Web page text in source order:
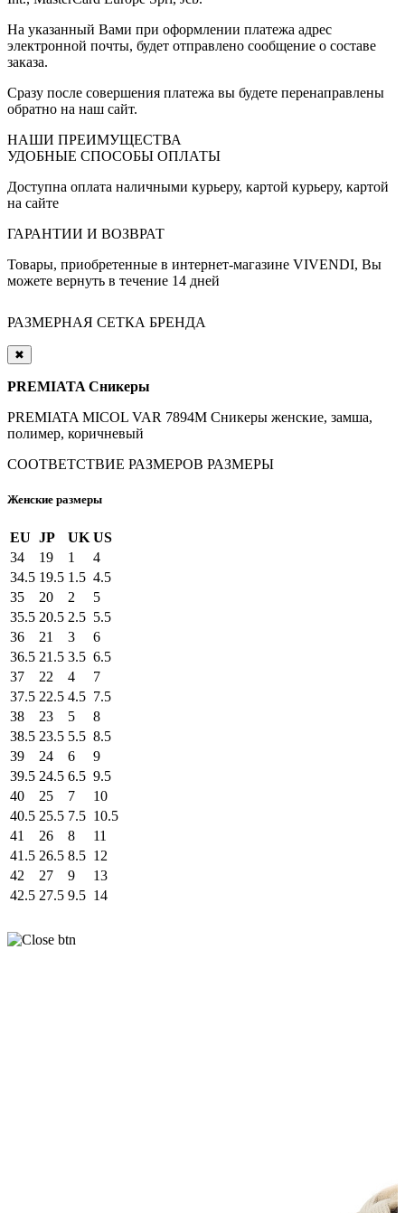
На указанный Вами при оформлении платежа адрес
электронной почты, будет отправлено сообщение о составе
заказа.
Сразу после совершения платежа вы будете перенаправлены
обратно на наш сайт.
НАШИ ПРЕИМУЩЕСТВА
УДОБНЫЕ СПОСОБЫ ОПЛАТЫ
Доступна оплата наличными курьеру, картой курьеру, картой
на сайте
ГАРАНТИИ И ВОЗВРАТ
Товары, приобретенные в интернет-магазине VIVENDI, Вы
можете вернуть в течение 14 дней
РАЗМЕРНАЯ СЕТКА БРЕНДА
✖
PREMIATA Сникеры
PREMIATA MICOL VAR 7894M Сникеры женские, замша,
полимер, коричневый
СООТВЕТСТВИЕ РАЗМЕРОВ РАЗМЕРЫ
Женские размеры
EU JP UK US
34
19 1
4
34.5 19.5 1.5 4.5
35
20 2
5
35.5 20.5 2.5 5.5
36
21 3
6
36.5 21.5 3.5 6.5
37
22 4
7
37.5 22.5 4.5 7.5
38
23 5
8
38.5 23.5 5.5 8.5
39
24 6
9
39.5 24.5 6.5 9.5
40
25 7
10
40.5 25.5 7.5 10.5
41
26 8
11
41.5 26.5 8.5 12
42
27 9
13
42.5 27.5 9.5 14